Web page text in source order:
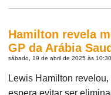
Hamilton revela
GP da Arábia
sábado, 19 de abril de 2025 às 10:30
Lewis Hamilton
espera evitar ser